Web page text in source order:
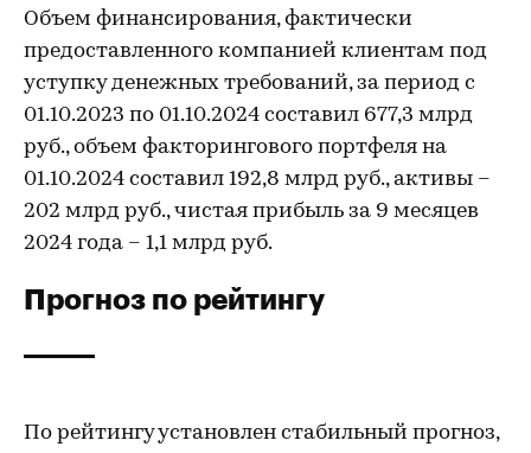
Объем финансирования, фактически
предоставленного компанией клиентам под
уступку денежных требований, за период с
01.10.2023 по 01.10.2024 составил 677,3 млрд
руб., объем факторингового портфеля на
01.10.2024 составил 192,8 млрд руб., активы –
202 млрд руб., чистая прибыль за 9 месяцев
2024 года – 1,1 млрд руб.
Прогноз по рейтингу
По рейтингу установлен стабильный прогноз,